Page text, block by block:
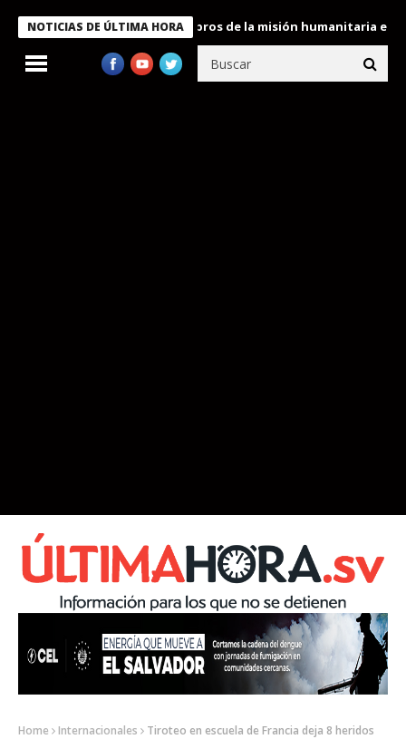
NOTICIAS DE ÚLTIMA HORA
Bukele condecora a miembros de la misión humanitaria enviada
Home Internacionales Tiroteo en escuela de Francia deja 8 heridos